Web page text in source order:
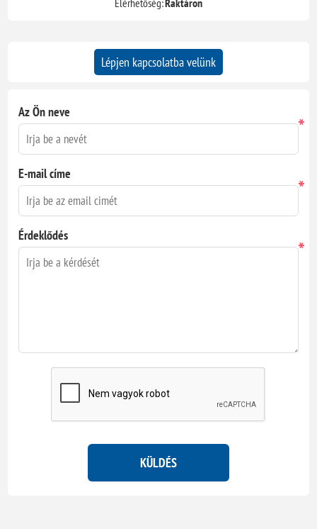
Elérhetőség:Raktáron
Lépjen kapcsolatba velünk
Az Ön neve
*
E-mail címe
*
Érdeklődés
*
KÜLDÉS